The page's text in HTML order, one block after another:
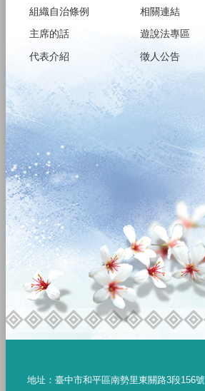
組織自治條例
主席的話
代表介紹
相關連結
遊說法專區
徵人公告
地址： 臺中市和平區南勢里東關路3段156號